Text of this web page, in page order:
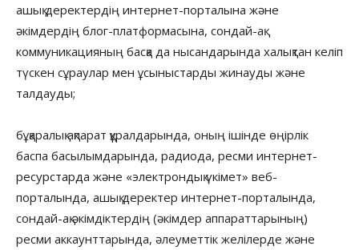
ашық деректердің интернет-порталына және
әкімдердің блог-платформасына, сондай-ақ
коммуникацияның басқа да нысандарында халықтан келіп
түскен сұраулар мен ұсыныстарды жинауды және
талдауды;
бұқаралық ақпарат құралдарында, оның ішінде өңірлік
баспа басылымдарында, радиода, ресми интернет-
ресурстарда және «электрондық үкімет» веб-
порталында, ашық деректер интернет-порталында,
сондай-ақ әкімдіктердің (әкімдер аппараттарының)
ресми аккаунттарында, әлеуметтік желілерде және